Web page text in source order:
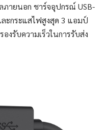
ายนอก ชาร์จอุปกรณ์ USB-
ะกระแสไฟสูงสุด 3 แอมป์
งรับความเร็วในการรับส่ง